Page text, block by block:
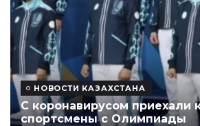
НОВОСТИ КАЗАХСТАНА
С коронавирусом приехали
спортсмены с Олимпиады